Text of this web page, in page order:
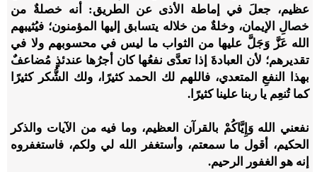
عظيم، جعلَ في إماطة الأذى عن الطريق: أنه خصلةٌ من
خصالِ الإيمان، وخلةٌ من خلاله يتسابق إليها المؤمنون؛ فيُثيبهم
الله عَزَّ وَجَلَّ عليها من الثواب ما ليس في محسوبهم ولا في
تقديرهم؛ لأن العبادةَ إذا تعدَّى نفعُها كان أجرُها عندئذٍ مُضاعفٌ
بهذا النفعِ المتعدي، فاللهم لك الحمد كثيرًا، ولك الشُّكر كثيرًا
كما تُنعِم يا ربنا علينا كثيرًا.
نفعني الله وَإِيَّاكُمْ بالقرآن العظيم، وما فيه من الآيات والذكر
الحكيم، أقول ما سمعتم، وأستغفر الله لي ولكم، فاستغفروه
إنه هو الغفور الرحيم.